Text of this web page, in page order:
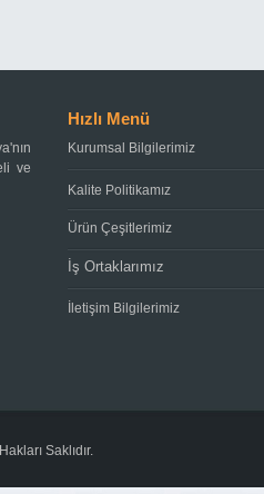
ve
Hızlı Menü
Kurumsal Bilgilerimiz
Kalite Politikamız
Ürün Çeşitlerimiz
İş Ortaklarımız
İletişim Bilgilerimiz
Saklıdır.